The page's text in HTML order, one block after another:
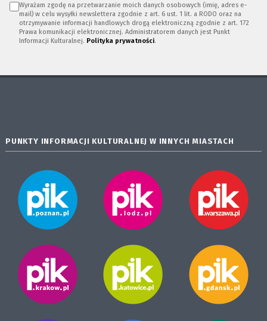
Wyrażam zgodę na przetwarzanie moich danych osobowych (imię, adres e-
mail) w celu wysyłki newslettera zgodnie z art. 6 ust. 1 lit. a RODO oraz na
otrzymywanie informacji handlowych drogą elektroniczną zgodnie z art. 172
Prawa komunikacji elektronicznej. Administratorem danych jest Punkt
Informacji Kulturalnej. Polityka prywatności.
PUNKTY INFORMACJI KULTURALNEJ W INNYCH MIASTACH